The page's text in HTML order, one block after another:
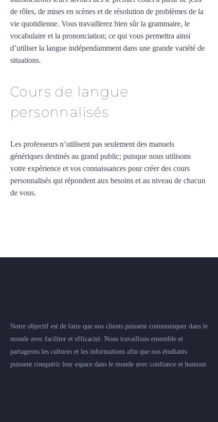
de rôles, de mises en scènes et de résolution de problèmes de la
vie quotidienne. Vous travaillerez bien sûr la grammaire, le
vocabulaire et la prononciation; ce qui vous permettra ainsi
d’utiliser la langue indépendamment dans une grande variété de
situations.
Cours de langue
personnalisés
Les professeurs n’utilisent pas seulement des manuels
génériques destinés au grand public; puisque nous utilisons
votre expérience et vos connaissances pour créer des cours
personnalisés qui répondent aux besoins et au niveau de chacun
de vous.
Notre objectif est de faire que nos clients puissent communiquer dans le
monde avec faciliter et efficacité. Nous travaillons ensemble et
partageons les cultures et les informations afin que nos étudiants
puissent conquérir leur espace dans le monde avec confiance et humour.